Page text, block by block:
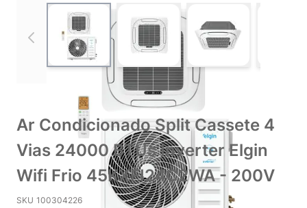
View larger imageView larger image
Ar Condicionado Split Cassete 4
Vias 24000 BTUs Inverter Elgin
Wifi Frio 45KXFI24C2WA - 200V
SKU 100304226